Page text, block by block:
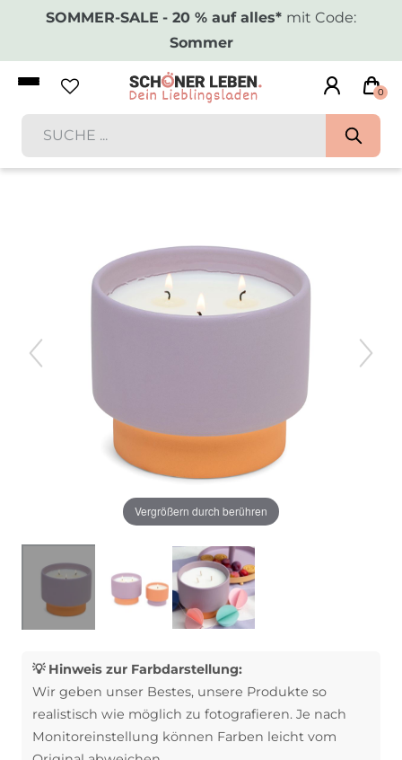
SOMMER-SALE - 20 % auf alles* mit Code:
Sommer
0
Vergrößern durch berühren
💡 Hinweis zur Farbdarstellung:
Wir geben unser Bestes, unsere Produkte so
realistisch wie möglich zu fotografieren. Je nach
Monitoreinstellung können Farben leicht vom